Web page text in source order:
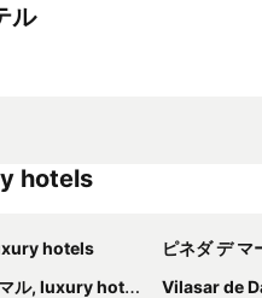
ル
hotels
hotels ピネダ デ
ル, luxury hotels Vilasar de